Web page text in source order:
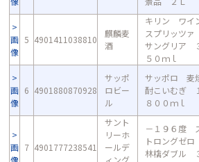
画
像
5 4901411038810
麒麟麦
酒
キリン ワイ
スプリッツァ
サングリア
５０ｍｌ
画
像
6 4901880870928
サッポ
ロビー
ル
サッポロ 麦
酎こいむぎ １
８００ｍｌ
画
像
7 4901777238541
サント
リーホ
ールデ
ィング
－１９６度
トロングゼロ
林檎ダブル